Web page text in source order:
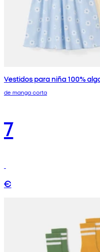
Vestidos para niña 100%
de manga corta
7
€